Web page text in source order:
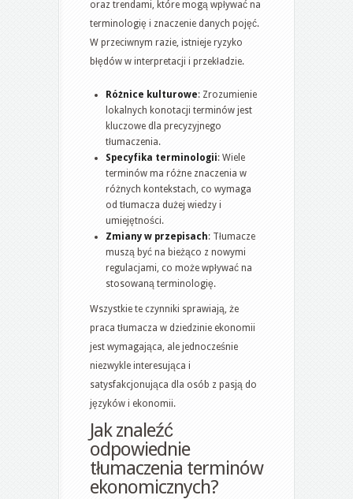
oraz trendami, które mogą wpływać na
terminologię i znaczenie danych pojęć.
W przeciwnym razie, istnieje ryzyko
błędów w interpretacji i przekładzie.
Różnice kulturowe: Zrozumienie
lokalnych konotacji terminów jest
kluczowe dla precyzyjnego
tłumaczenia.
Specyfika terminologii: Wiele
terminów ma różne znaczenia w
różnych kontekstach, co wymaga
od tłumacza dużej wiedzy i
umiejętności.
Zmiany w przepisach: Tłumacze
muszą być na bieżąco z nowymi
regulacjami, co może wpływać na
stosowaną terminologię.
Wszystkie te czynniki sprawiają, że
praca tłumacza w dziedzinie ekonomii
jest wymagająca, ale jednocześnie
niezwykle interesująca i
satysfakcjonująca dla osób z pasją do
języków i ekonomii.
Jak znaleźć
odpowiednie
tłumaczenia terminów
ekonomicznych?